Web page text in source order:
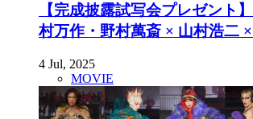
【完成披露試写会プレゼント
村万作・野村萬斎 × 山村浩二
4 Jul, 2025
MOVIE